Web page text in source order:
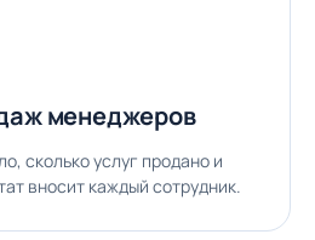
менеджеров
сколько услуг продано и
вносит каждый сотрудник.